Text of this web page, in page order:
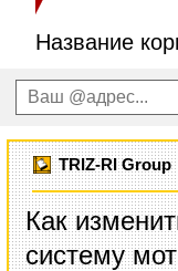
Название
TRIZ-RI Group
Как
систему